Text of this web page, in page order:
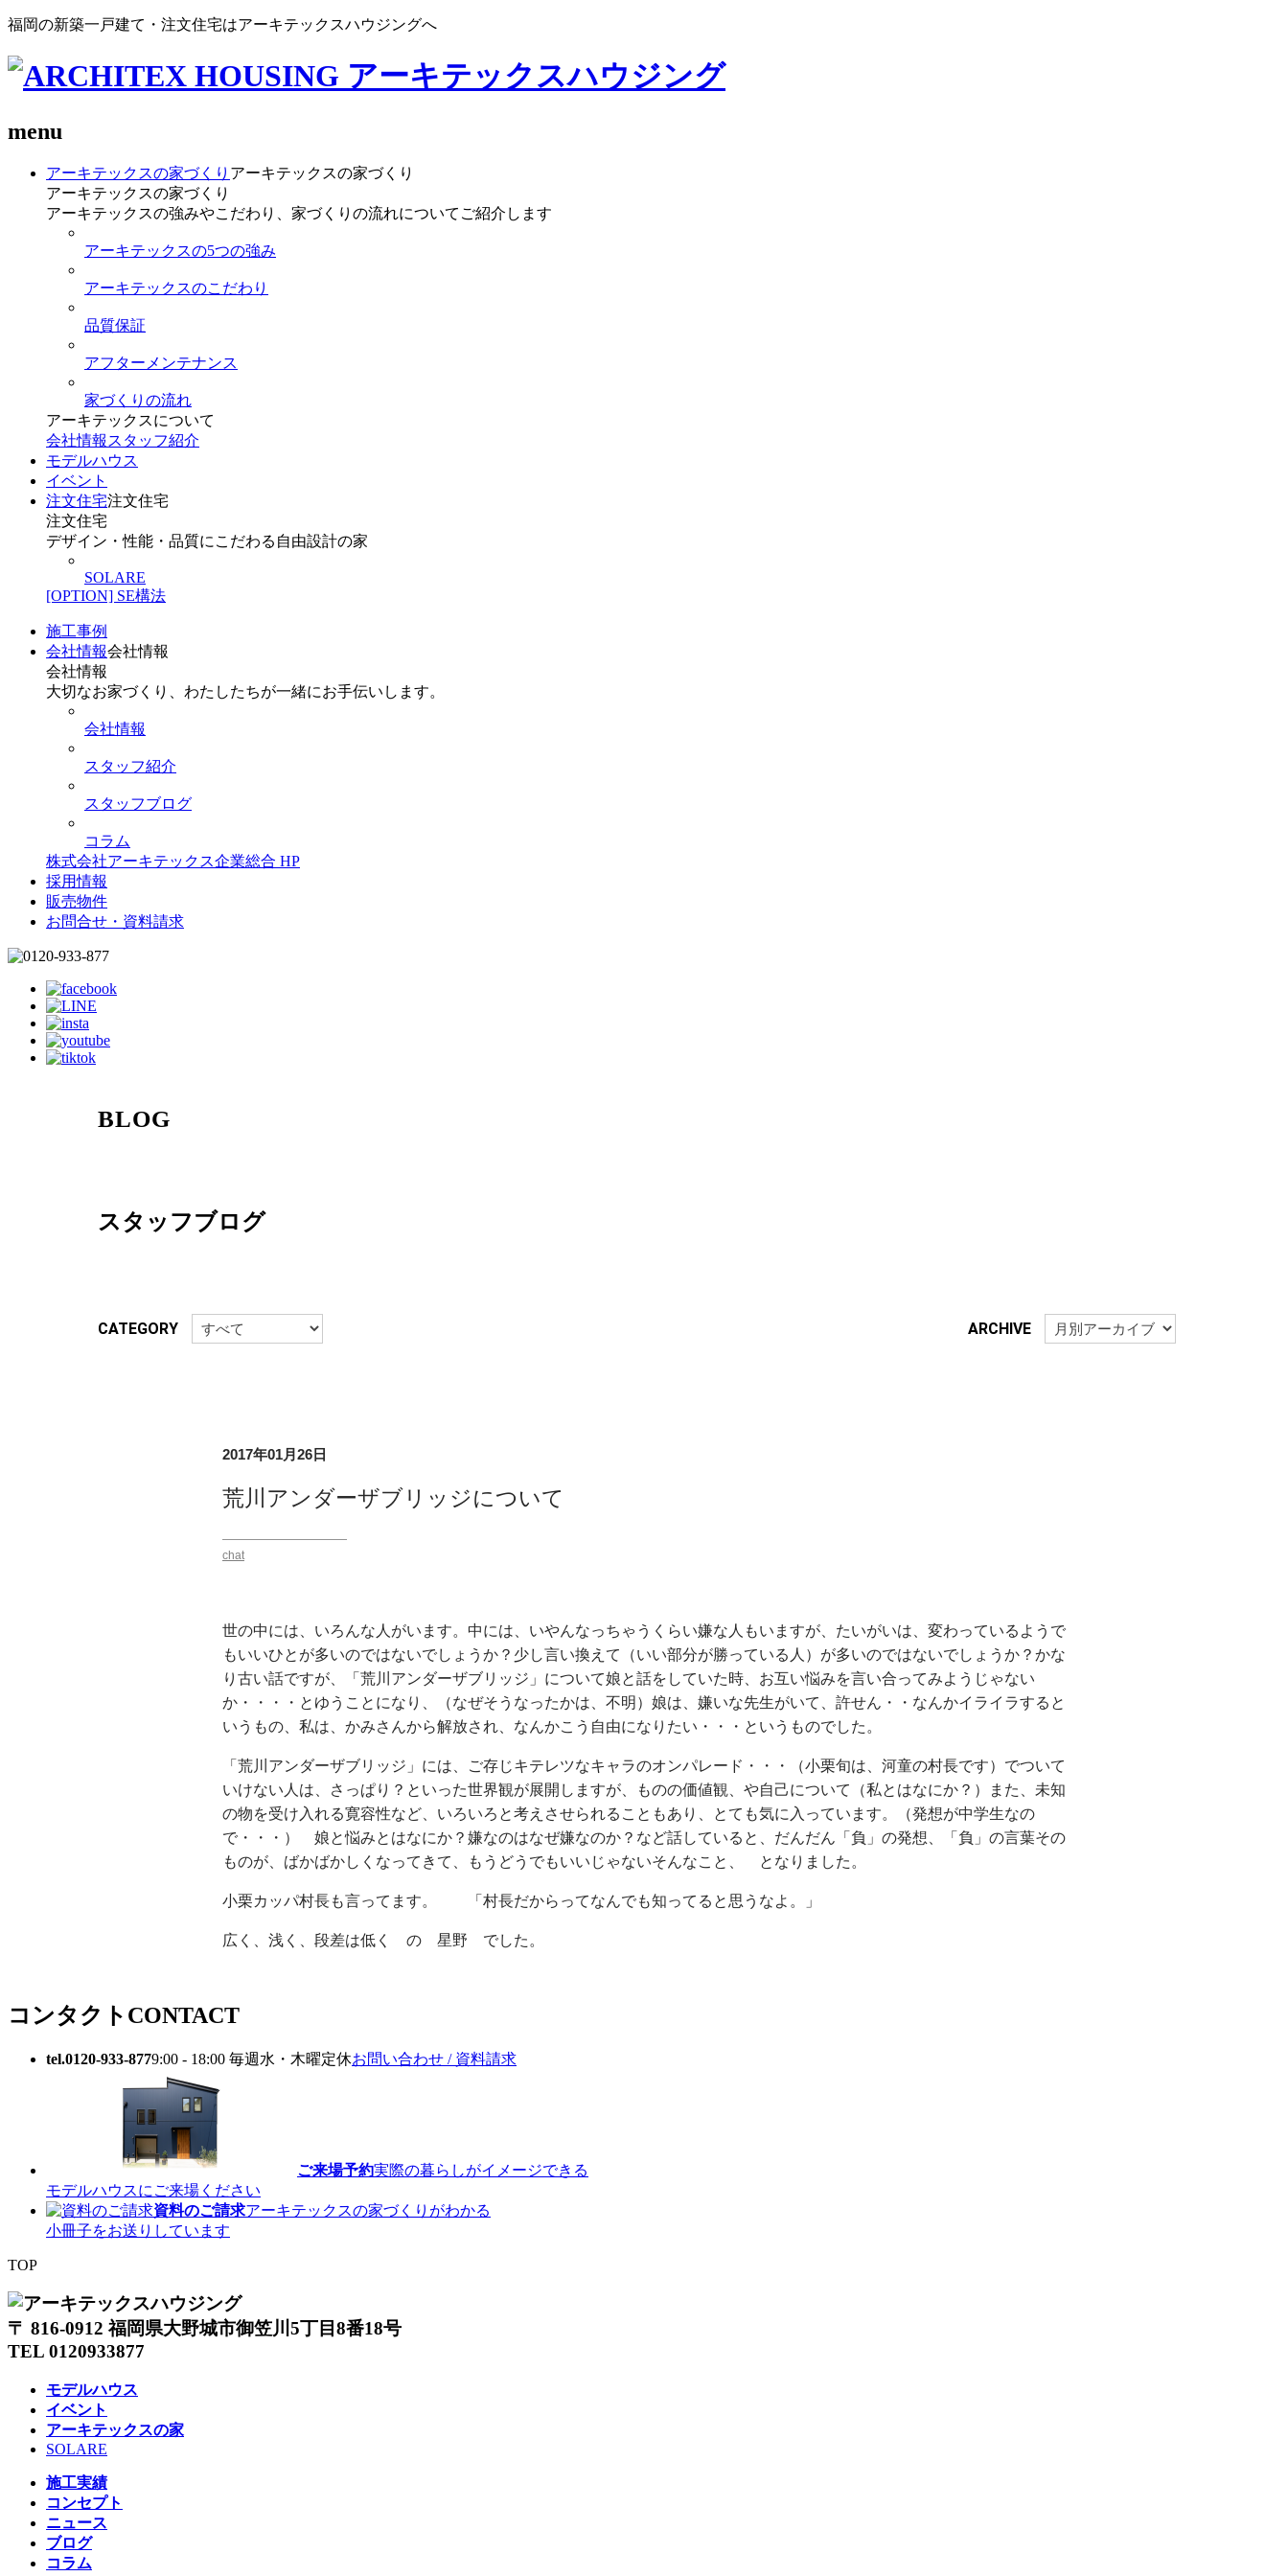
福岡の新築一戸建て・注文住宅はアーキテックスハウジングへ
menu
アーキテックスの家づくり アーキテックスの家づくり
アーキテックスの家づくり
アーキテックスの強みやこだわり、家づくりの流れについてご紹介します
アーキテックスの5つの強み
アーキテックスのこだわり
品質保証
アフターメンテナンス
家づくりの流れ
アーキテックスについて
会社情報 スタッフ紹介
モデルハウス
イベント
注文住宅注文住宅
注文住宅
デザイン・性能・品質にこだわる自由設計の家
SOLARE
[OPTION] SE構法
施工事例
会社情報会社情報
会社情報
大切なお家づくり、わたしたちが一緒にお手伝いします。
会社情報
スタッフ紹介
スタッフブログ
コラム
株式会社アーキテックス企業総合 HP
採用情報
販売物件
お問合せ・資料請求
BLOG
スタッフブログ
CATEGORY ARCHIVE
2017年01月26日
荒川アンダーザブリッジについて
chat
世の中には、いろんな人がいます。中には、いやんなっちゃうくらい嫌な人もいますが、たいがいは、変わっているようで
もいいひとが多いのではないでしょうか？少し言い換えて（いい部分が勝っている人）が多いのではないでしょうか？かな
り古い話ですが、「荒川アンダーザブリッジ」について娘と話をしていた時、お互い悩みを言い合ってみようじゃない
か・・・・とゆうことになり、（なぜそうなったかは、不明）娘は、嫌いな先生がいて、許せん・・なんかイライラすると
いうもの、私は、かみさんから解放され、なんかこう自由になりたい・・・というものでした。
「荒川アンダーザブリッジ」には、ご存じキテレツなキャラのオンパレード・・・（小栗旬は、河童の村長です）でついて
いけない人は、さっぱり？といった世界観が展開しますが、ものの価値観、や自己について（私とはなにか？）また、未知
の物を受け入れる寛容性など、いろいろと考えさせられることもあり、とても気に入っています。（発想が中学生なの
で・・・） 娘と悩みとはなにか？嫌なのはなぜ嫌なのか？など話していると、だんだん「負」の発想、「負」の言葉その
ものが、ばかばかしくなってきて、もうどうでもいいじゃないそんなこと、 となりました。
小栗カッパ村長も言ってます。 「村長だからってなんでも知ってると思うなよ。」
広く、浅く、段差は低く の 星野 でした。
コンタクト CONTACT
tel.0120-933-8779:00 - 18:00 毎週水・木曜定休お問い合わせ / 資料請求
ご来場予約実際の暮らしがイメージできる
モデルハウスにご来場ください
資料のご請求アーキテックスの家づくりがわかる
小冊子をお送りしています
TOP
〒 816-0912 福岡県大野城市御笠川5丁目8番18号
TEL 0120933877
モデルハウス
イベント
アーキテックスの家
SOLARE
施工実績
コンセプト
ニュース
ブログ
コラム